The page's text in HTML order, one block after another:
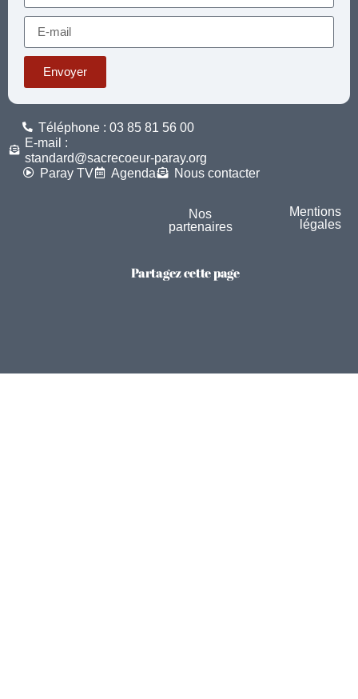
Envoyer
Téléphone : 03 85 81 56 00
E-mail :
standard@sacrecoeur-paray.org
Paray TV
Agenda Nous contacter
Nos
partenaires
Mentions
légales
Partagez cette page